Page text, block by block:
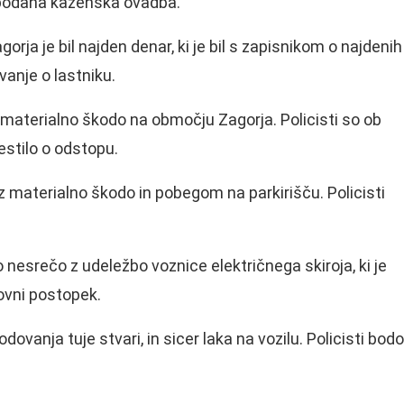
je bil najden denar, ki je bil s zapisnikom o najdenih
o lastniku.
škodo na območju Zagorja. Policisti so ob
o odstopu.
škodo in pobegom na parkirišču. Policisti
z udeležbo voznice električnega skiroja, ki je
postopek.
tuje stvari, in sicer laka na vozilu. Policisti bodo